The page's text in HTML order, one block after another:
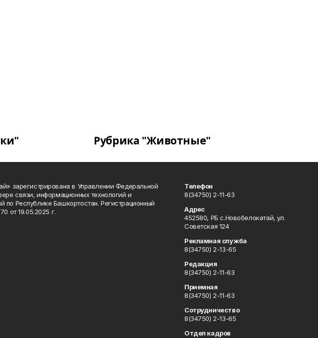
Рубрика "Животные"
зарегистрирована в Управлении Федеральной
связи, информационных технологий и
по Республике Башкортостан. Регистрационный
от 19.05.2025 г.
Телефон
8(34750) 2-11-63
Адрес
452580, РБ с.Новобелокатай, ул.
Советская 124
Рекламная служба
8(34750) 2-13-65
Редакция
8(34750) 2-11-63
Приемная
8(34750) 2-11-63
Сотрудничество
8(34750) 2-13-65
Отдел кадров